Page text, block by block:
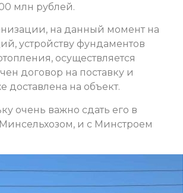
млн рублей.
на данный момент на
устройству фундаментов
осуществляется
договор на поставку и
доставлена на объект.
очень важно сдать его в
и с Минстроем